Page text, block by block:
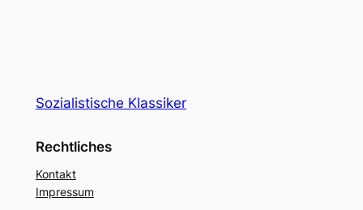
Sozialistische Klassiker
Rechtliches
Kontakt
Impressum